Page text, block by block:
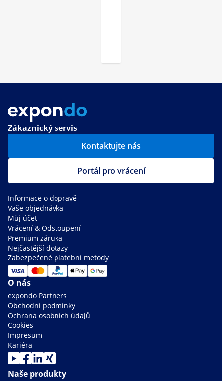
Zákaznický servis
Kontaktujte nás
Portál pro vrácení
Informace o dopravě
Vaše objednávka
Můj účet
Vrácení & Odstoupení
Premium záruka
Nejčastější dotazy
Zabezpečené platební metody
O nás
expondo Partners
Obchodní podmínky
Ochrana osobních údajů
Cookies
Impresum
Kariéra
Naše produkty